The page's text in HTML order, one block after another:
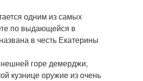
одним из самых
по выдающейся в
в честь Екатерины
горе демерджи,
кузнице оружие из очень